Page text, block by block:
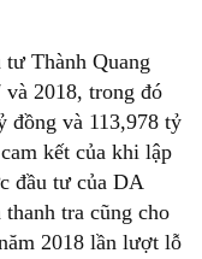
Thành Quang
và 2018, trong đó
đồng và 113,978 tỷ
kết của khi lập
đầu tư của DA
tra cũng cho
2018 lần lượt lỗ